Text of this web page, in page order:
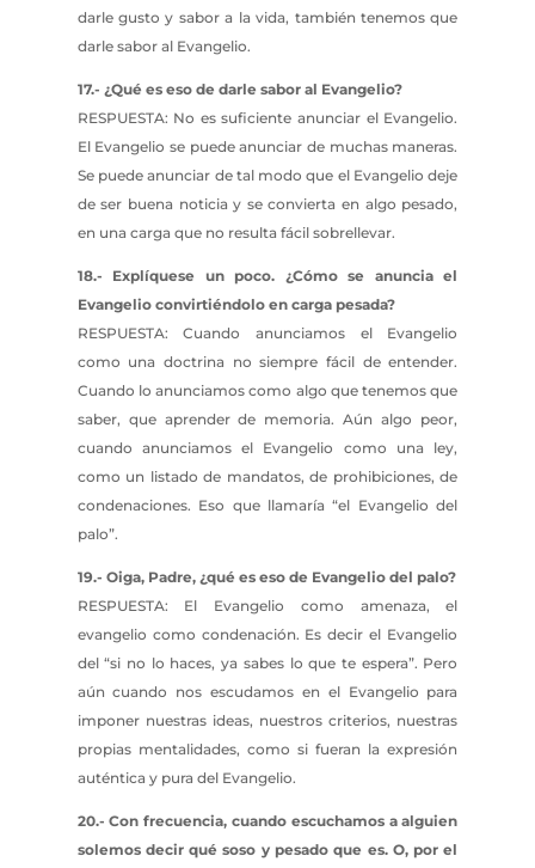
darle gusto y sabor a la vida, también tenemos que
darle sabor al Evangelio.
17.- ¿Qué es eso de darle sabor al Evangelio?
RESPUESTA: No es suficiente anunciar el Evangelio.
El Evangelio se puede anunciar de muchas maneras.
Se puede anunciar de tal modo que el Evangelio deje
de ser buena noticia y se convierta en algo pesado,
en una carga que no resulta fácil sobrellevar.
18.- Explíquese un poco. ¿Cómo se anuncia el
Evangelio convirtiéndolo en carga pesada?
RESPUESTA: Cuando anunciamos el Evangelio
como una doctrina no siempre fácil de entender.
Cuando lo anunciamos como algo que tenemos que
saber, que aprender de memoria. Aún algo peor,
cuando anunciamos el Evangelio como una ley,
como un listado de mandatos, de prohibiciones, de
condenaciones. Eso que llamaría “el Evangelio del
palo”.
19.- Oiga, Padre, ¿qué es eso de Evangelio del palo?
RESPUESTA: El Evangelio como amenaza, el
evangelio como condenación. Es decir el Evangelio
del “si no lo haces, ya sabes lo que te espera”. Pero
aún cuando nos escudamos en el Evangelio para
imponer nuestras ideas, nuestros criterios, nuestras
propias mentalidades, como si fueran la expresión
auténtica y pura del Evangelio.
20.- Con frecuencia, cuando escuchamos a alguien
solemos decir qué soso y pesado que es. O, por el